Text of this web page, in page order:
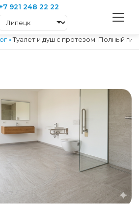
921 248 22 22
»Туалет и душ с протезом: Полный